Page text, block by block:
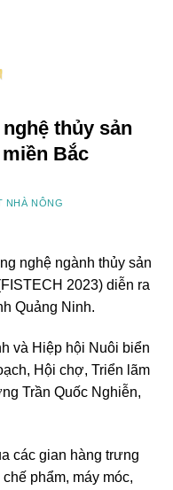
thủy sản
Bắc
NHÀ NÔNG
nghệ ngành thủy sản
2023) diễn ra
Quảng Ninh.
và Hiệp hội Nuôi biển
Hội chợ, Triển lãm
Trần Quốc Nghiễn,
các gian hàng trưng
phẩm, máy móc,